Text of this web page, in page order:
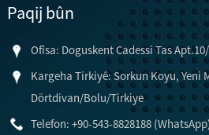
Paqij bûn
Ofîsa: Doguskent Cadessi Tas
Kargeha Tirkiyê: Sorkun Koyu, Yeni
Dörtdivan/Bolu/Tirkiye
Telefon: +90-543-8828188